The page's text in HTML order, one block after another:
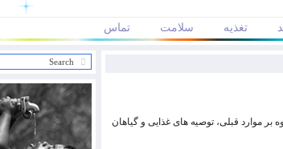
تغذیه سلامت تماس
موارد قبلی، توصیه های غذایی و گیاهان